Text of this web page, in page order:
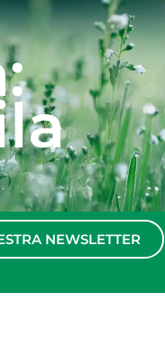
NEWSLETTER